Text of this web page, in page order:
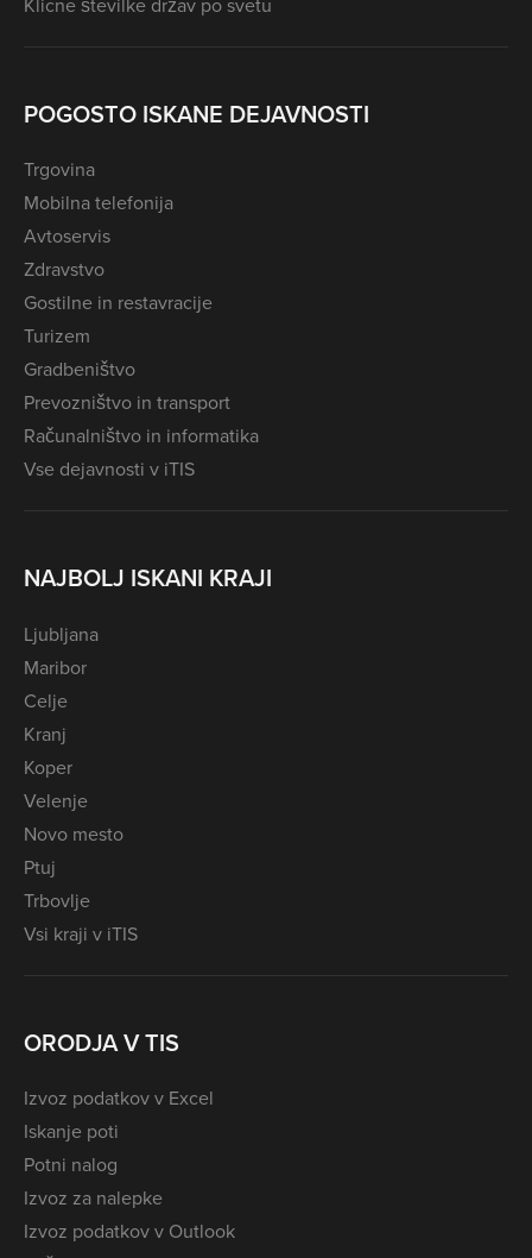
POGOSTO ISKANE DEJAVNOSTI
Trgovina
Mobilna telefonija
Avtoservis
Zdravstvo
Gostilne in restavracije
Turizem
Gradbeništvo
Prevozništvo in transport
Računalništvo in informatika
Vse dejavnosti v iTIS
NAJBOLJ ISKANI KRAJI
Ljubljana
Maribor
Celje
Kranj
Koper
Velenje
Novo mesto
Ptuj
Trbovlje
Vsi kraji v iTIS
ORODJA V TIS
Izvoz podatkov v Excel
Iskanje poti
Potni nalog
Izvoz za nalepke
Izvoz podatkov v Outlook